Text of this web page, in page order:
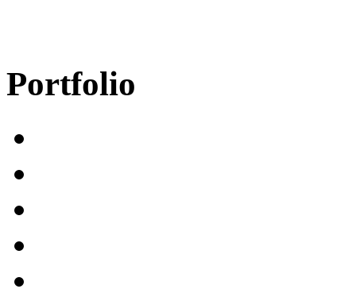
Portfolio